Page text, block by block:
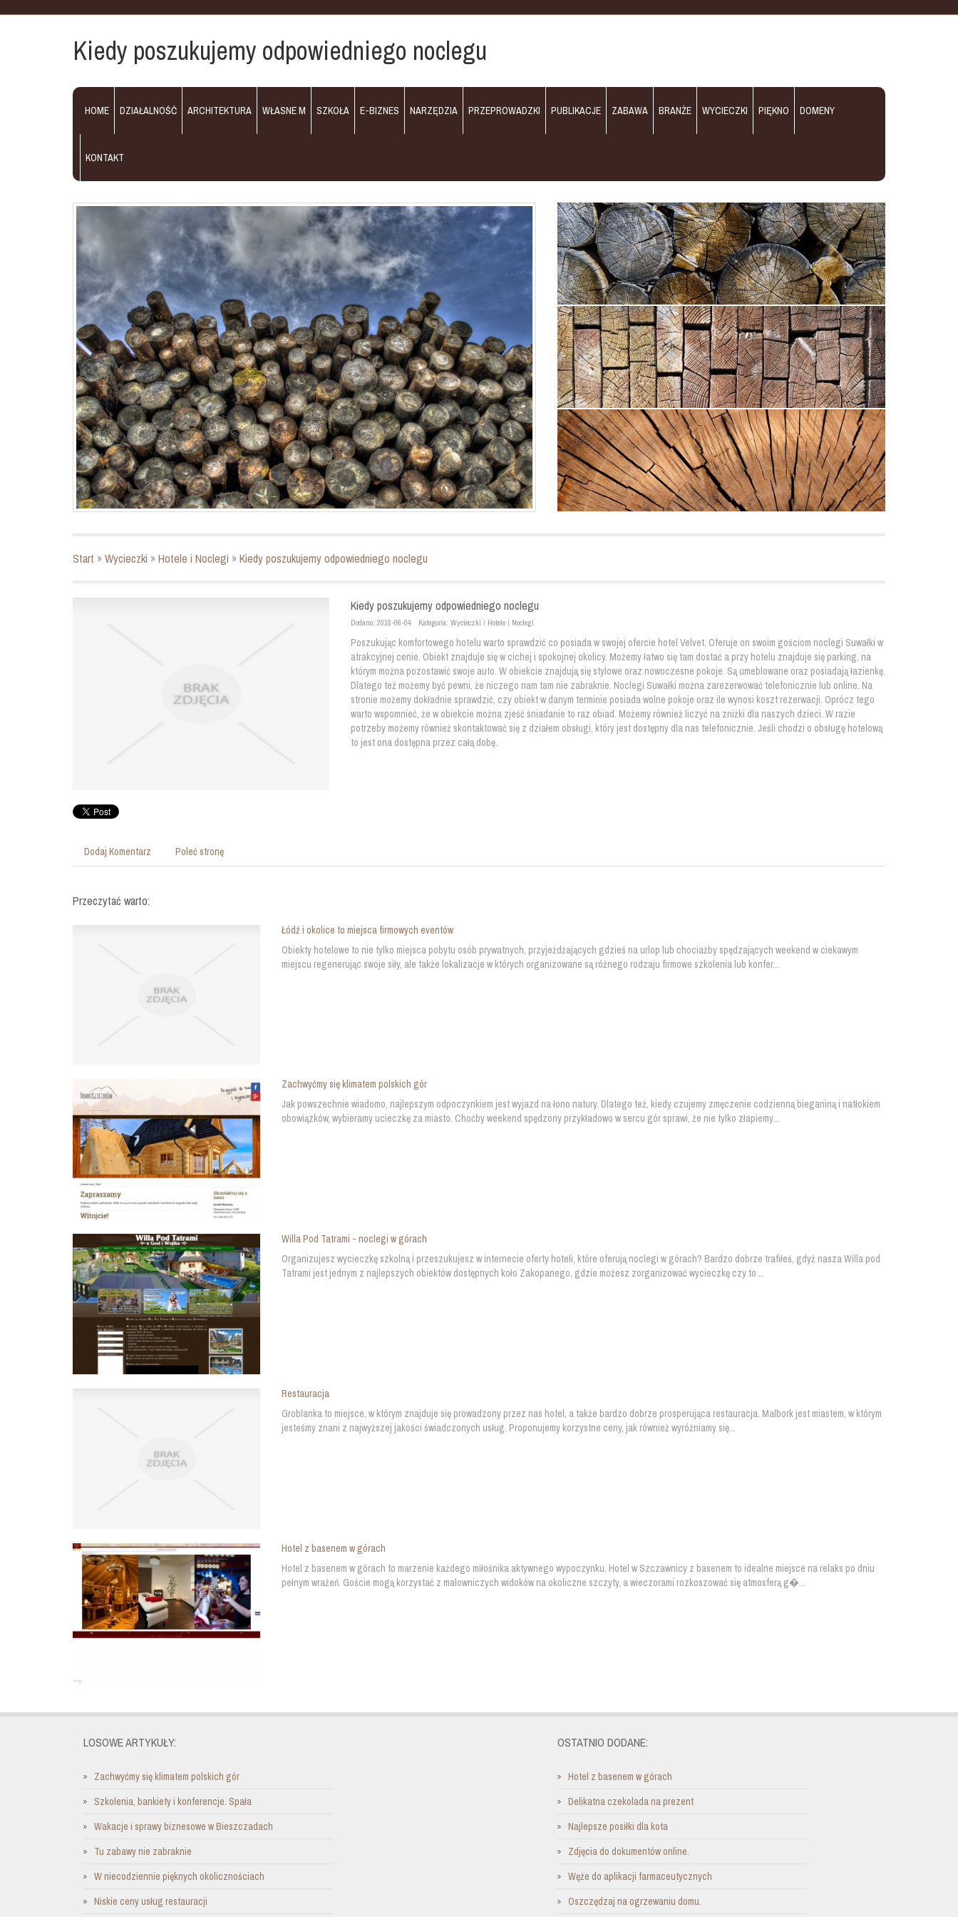
Kiedy poszukujemy odpowiedniego noclegu
HOME DZIAŁALNOŚĆ ARCHITEKTURA WŁASNE M SZKOŁA E-BIZNES NARZĘDZIA PRZEPROWADZKI PUBLIKACJE ZABAWA BRANŻE WYCIECZKI PIĘKNO DOMENY
KONTAKT
Start »Wycieczki »Hotele i Noclegi »Kiedy poszukujemy odpowiedniego noclegu
Kiedy poszukujemy odpowiedniego noclegu
Dodano: 2018-06-04 Kategoria: Wycieczki / Hotele i Noclegi
Poszukując komfortowego hotelu warto sprawdzić co posiada w swojej ofercie hotel Velvet. Oferuje on swoim gościom noclegi Suwałki w
atrakcyjnej cenie. Obiekt znajduje się w cichej i spokojnej okolicy. Możemy łatwo się tam dostać a przy hotelu znajduje się parking, na
którym można pozostawić swoje auto. W obiekcie znajdują się stylowe oraz nowoczesne pokoje. Są umeblowane oraz posiadają łazienkę.
Dlatego też możemy być pewni, że niczego nam tam nie zabraknie. Noclegi Suwałki można zarezerwować telefonicznie lub online. Na
stronie możemy dokładnie sprawdzić, czy obiekt w danym terminie posiada wolne pokoje oraz ile wynosi koszt rezerwacji. Oprócz tego
warto wspomnieć, że w obiekcie można zjeść śniadanie to raz obiad. Możemy również liczyć na zniżki dla naszych dzieci. W razie
potrzeby możemy również skontaktować się z działem obsługi, który jest dostępny dla nas telefonicznie. Jeśli chodzi o obsługę hotelową
to jest ona dostępna przez całą dobę.
Dodaj Komentarz Poleć stronę
Przeczytać warto:
Łódź i okolice to miejsca firmowych eventów
Obiekty hotelowe to nie tylko miejsca pobytu osób prywatnych, przyjeżdżających gdzieś na urlop lub chociażby spędzających weekend w ciekawym
miejscu regenerując swoje siły, ale także lokalizacje w których organizowane są różnego rodzaju firmowe szkolenia lub konfer...
Zachwyćmy się klimatem polskich gór
Jak powszechnie wiadomo, najlepszym odpoczynkiem jest wyjazd na łono natury. Dlatego też, kiedy czujemy zmęczenie codzienną bieganiną i natłokiem
obowiązków, wybieramy ucieczkę za miasto. Choćby weekend spędzony przykładowo w sercu gór sprawi, że nie tylko złapiemy...
Willa Pod Tatrami - noclegi w górach
Organizujesz wycieczkę szkolną i przeszukujesz w internecie oferty hoteli, które oferują noclegi w górach? Bardzo dobrze trafiłeś, gdyż nasza Willa pod
Tatrami jest jednym z najlepszych obiektów dostępnych koło Zakopanego, gdzie możesz zorganizować wycieczkę czy to ...
Restauracja
Groblanka to miejsce, w którym znajduje się prowadzony przez nas hotel, a także bardzo dobrze prosperująca restauracja. Malbork jest miastem, w którym
jesteśmy znani z najwyższej jakości świadczonych usług. Proponujemy korzystne ceny, jak również wyróżniamy się...
Hotel z basenem w górach
Hotel z basenem w górach to marzenie każdego miłośnika aktywnego wypoczynku. Hotel w Szczawnicy z basenem to idealne miejsce na relaks po dniu
pełnym wrażeń. Goście mogą korzystać z malowniczych widoków na okoliczne szczyty, a wieczorami rozkoszować się atmosferą g�...
LOSOWE ARTYKUŁY:
Zachwyćmy się klimatem polskich gór
Szkolenia, bankiety i konferencje. Spała
Wakacje i sprawy biznesowe w Bieszczadach
Tu zabawy nie zabraknie
W niecodziennie pięknych okolicznościach
Niskie ceny usług restauracji
OSTATNIO DODANE:
Hotel z basenem w górach
Delikatna czekolada na prezent
Najlepsze posiłki dla kota
Zdjęcia do dokumentów online.
Węże do aplikacji farmaceutycznych
Oszczędzaj na ogrzewaniu domu.